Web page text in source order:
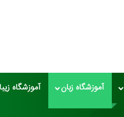
آموزشگاه زبان آموزشگاه